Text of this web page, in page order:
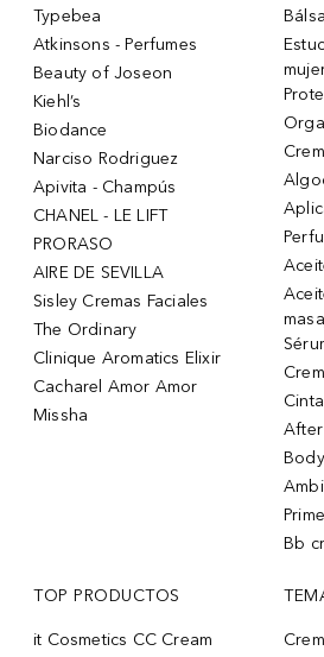
Typebea
Atkinsons - Perfumes
Beauty of Joseon
Kiehl’s
Biodance
Narciso Rodriguez
Apivita - Champús
CHANEL - LE LIFT
PRORASO
AIRE DE SEVILLA
Sisley Cremas Faciales
The Ordinary
Clinique Aromatics Elixir
Cacharel Amor Amor
Missha
Bb
TOP PRODUCTOS
it Cosmetics CC Cream